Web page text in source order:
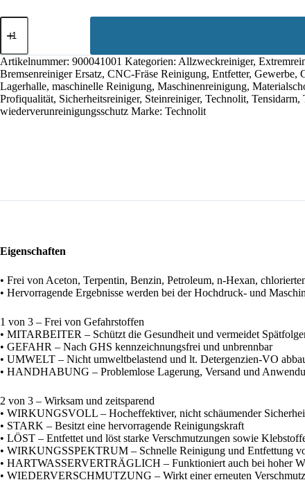
Gefalo
Sicherheits-
3
in
1
(1000
ml)
Menge
Artikelnummer: 900041001 Kategorien: Allzweckreiniger,
Bremsenreiniger Ersatz, CNC-Fräse Reinigung, Entfetter, Gewerbe,
Lagerhalle, maschinelle Reinigung, Maschinenreinigung,
Profiqualität, Sicherheitsreiniger, Steinreiniger, Technolit, Tensidarm,
wiederverunreinigungsschutz Marke: Technolit
Eigenschaften
• Frei von Aceton, Terpentin, Benzin, Petroleum, n-Hexan,
• Hervorragende Ergebnisse werden bei der Hochdruck- und
1 von 3 – Frei von Gefahrstoffen
• MITARBEITER – Schützt die Gesundheit und vermeidet
• GEFAHR – Nach GHS kennzeichnungsfrei und unbrennbar
• UMWELT – Nicht umweltbelastend und lt. Detergenzien-VO
• HANDHABUNG – Problemlose Lagerung, Versand und
2 von 3 – Wirksam und zeitsparend
• WIRKUNGSVOLL – Hocheffektiver, nicht schäumender
• STARK – Besitzt eine hervorragende Reinigungskraft
• LÖST – Entfettet und löst starke Verschmutzungen sowie
• WIRKUNGSSPEKTRUM – Schnelle Reinigung und Entfettung
• HARTWASSERVERTRÄGLICH – Funktioniert auch bei hoher
• WIEDERVERSCHMUTZUNG – Wirkt einer erneuten